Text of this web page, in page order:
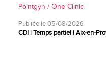
Pointgyn / One Clinic
Publiée le 05/08/2026
CDI Temps partiel Aix-en-